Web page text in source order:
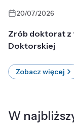
20/07/2026
Zrób doktorat z
Doktorskiej
Zobacz więcej
W